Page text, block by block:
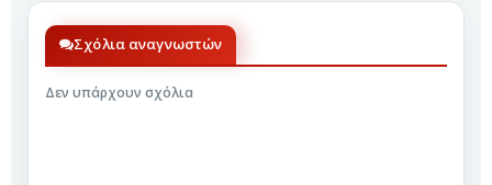
Σχόλια αναγνωστών
Δεν υπάρχουν σχόλια